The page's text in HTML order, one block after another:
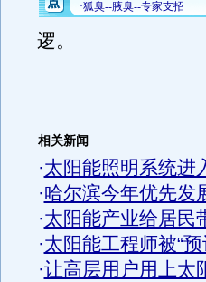
逻。
相关新闻
·太阳能照明系统进
·哈尔滨今年优先发
·太阳能产业给居民
·太阳能工程师被“预
·让高层用户用上太